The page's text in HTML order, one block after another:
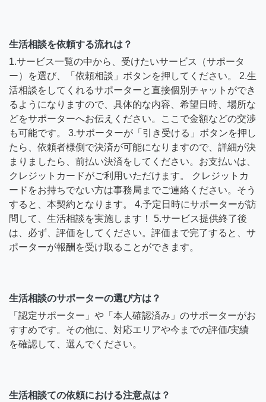
生活相談を依頼する流れは？
1.サービス一覧の中から、受けたいサービス（サポータ
ー）を選び、「依頼相談」ボタンを押してください。 2.生
活相談をしてくれるサポーターと直接個別チャットができ
るようになりますので、具体的な内容、希望日時、場所な
どをサポーターへお伝えください。ここで金額などの交渉
も可能です。 3.サポーターが「引き受ける」ボタンを押し
たら、依頼者様側で決済が可能になりますので、詳細が決
まりましたら、前払い決済をしてください。お支払いは、
クレジットカードがご利用いただけます。 クレジットカ
ードをお持ちでない方は事務局までご連絡ください。そう
すると、本契約となります。 4.予定日時にサポーターが訪
問して、生活相談を実施します！ 5.サービス提供終了後
は、必ず、評価をしてください。評価まで完了すると、サ
ポーターが報酬を受け取ることができます。
生活相談のサポーターの選び方は？
「認定サポーター」や「本人確認済み」のサポーターがお
すすめです。その他に、対応エリアや今までの評価/実績
を確認して、選んでください。
生活相談ての依頼における注意点は？